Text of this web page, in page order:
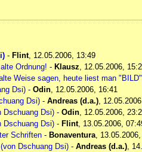
- Flint, 12.05.2006, 13:49
Ordnung! - Klausz
12.05.2006,
Weise sagen, heute liest man
Dsi) - Odin 12.05.2006, 16:41
Dsi) - Andreas (d.a.)
Dschuang Dsi) - Odin 12.05.2006,
Dschuang Dsi) - Flint, 13.05.2006,
Schriften - Bonaventura
Dschuang Dsi) - Andreas (d.a.)